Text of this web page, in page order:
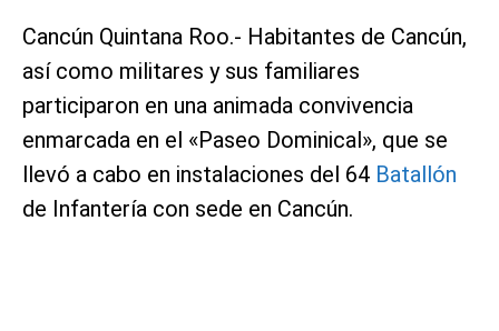
Cancún Quintana Roo.- Habitantes de Cancún,
así como militares y sus familiares
participaron en una animada convivencia
enmarcada en el «Paseo Dominical», que se
llevó a cabo en instalaciones del 64 Batallón
de Infantería con sede en Cancún.